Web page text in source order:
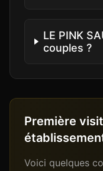
LE PINK
couples ?
Première
Voici quelques